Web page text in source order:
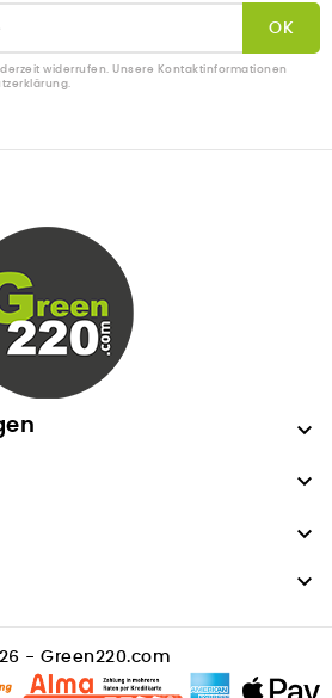
widerrufen. Unsere Kontaktinformationen




- Green220.com